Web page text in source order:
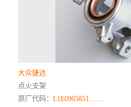
大众捷达
点火支架
原厂代码：L1E0905851……